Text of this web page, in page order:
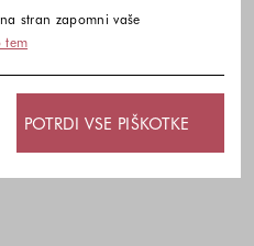
stran zapomni vaše
tem
POTRDI VSE PIŠKOTKE